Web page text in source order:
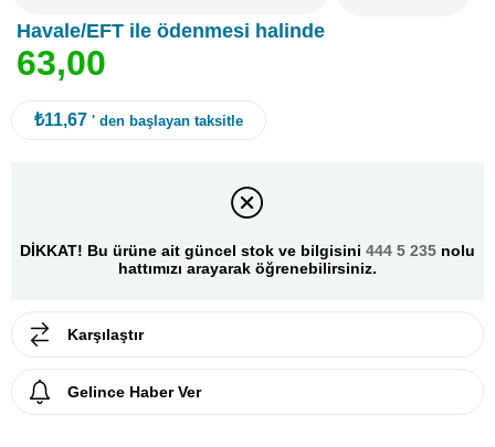
Havale/EFT ile ödenmesi halinde
63,00
₺11,67 ' den başlayan taksitle
DİKKAT! Bu ürüne ait güncel stok ve bilgisini 444 5 235 nolu
hattımızı arayarak öğrenebilirsiniz.
Karşılaştır
Gelince Haber Ver